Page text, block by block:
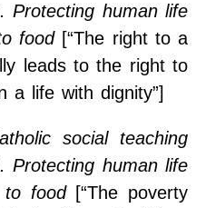
Protecting human life
food[“The right to a
leads to the right to
a life with dignity”]
social teaching
human life
to food[“The poverty